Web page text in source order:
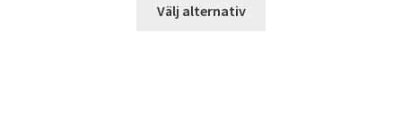
Välj alternativ